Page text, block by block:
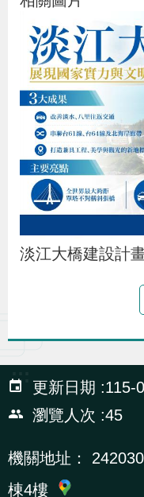
務
專
線
辦
相
關
連
淡江大橋建設計
:::
更新日期
115-
瀏覽人次
45
機關地址：
棟4樓